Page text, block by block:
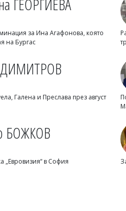
ГЕОРГИЕВА
за Ина Агафонова, която
на Бургас
ДИМИТРОВ
Галена и Преслава през август
БОЖКОВ
в София